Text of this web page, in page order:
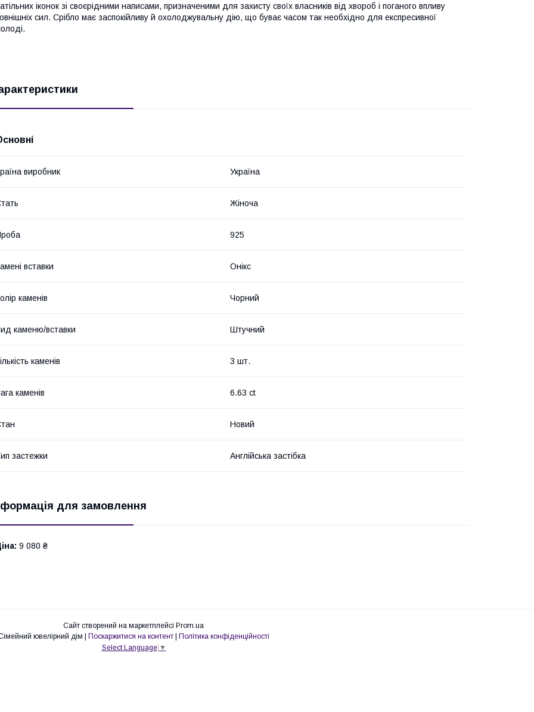
іконок зі своєрідними написами, призначеними для захисту своїх власників від хвороб і поганого впливу
сил. Срібло має заспокійливу й охолоджувальну дію, що буває часом так необхідно для експресивної
виробник Україна
Жіноча
925
вставки Онікс
каменів Чорний
каменю/вставки Штучний
каменів 3 шт.
каменів 6.63 ct
Новий
застежки Англійська застібка
для замовлення
9 080 ₴
Сайт створений на маркетплейсі Prom.ua
Сімейний ювелірний дім | Поскаржитися на контент | Політика конфіденційності
Select Language ▼